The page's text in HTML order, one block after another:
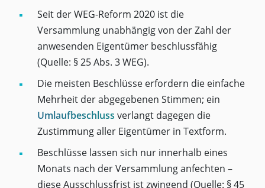
Seit der WEG-Reform 2020 ist die
Versammlung unabhängig von der Zahl der
anwesenden Eigentümer beschlussfähig
(Quelle: § 25 Abs. 3 WEG).
Die meisten Beschlüsse erfordern die einfache
Mehrheit der abgegebenen Stimmen; ein
Umlaufbeschluss verlangt dagegen die
Zustimmung aller Eigentümer in Textform.
Beschlüsse lassen sich nur innerhalb eines
Monats nach der Versammlung anfechten –
diese Ausschlussfrist ist zwingend (Quelle: § 45